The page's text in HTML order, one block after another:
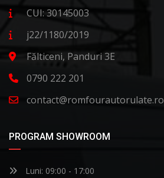
CUI: 30145003
j22/1180/2019
Fălticeni, Panduri 3E
0790 222 201
contact@romfourautorulate.ro
PROGRAM SHOWROOM
Luni: 09:00 - 17:00